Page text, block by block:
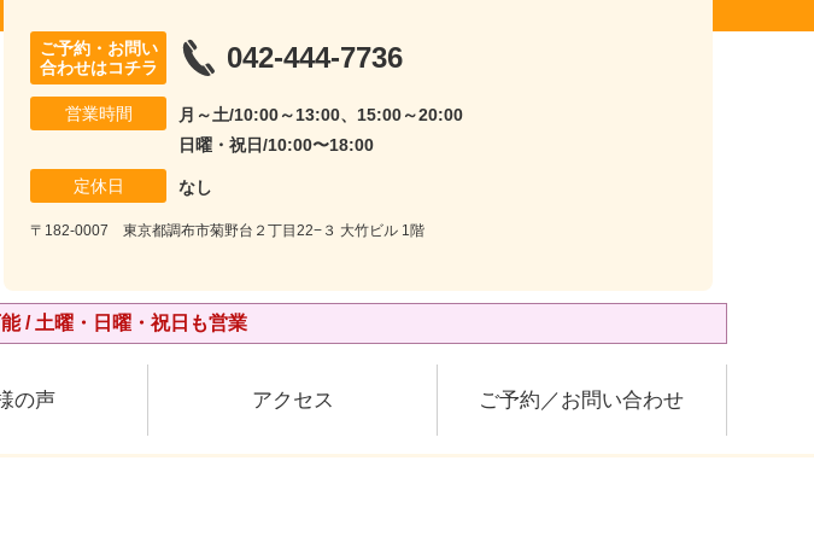
ご予約・お問い
合わせはコチラ
042-444-7736
営業時間
月～土/10:00～13:00、15:00～20:00
日曜・祝日/10:00〜18:00
定休日 なし
〒182-0007 東京都調布市菊野台２丁目22−３ 大竹ビル 1階
/ 土曜・日曜・祝日も営業
の声 アクセス ご予約／お問い合わせ